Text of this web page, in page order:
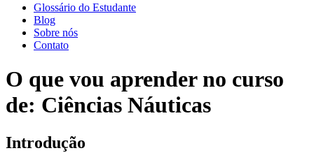
Glossário do Estudante
Blog
Sobre nós
Contato
O que vou aprender no curso
de: Ciências Náuticas
Introdução